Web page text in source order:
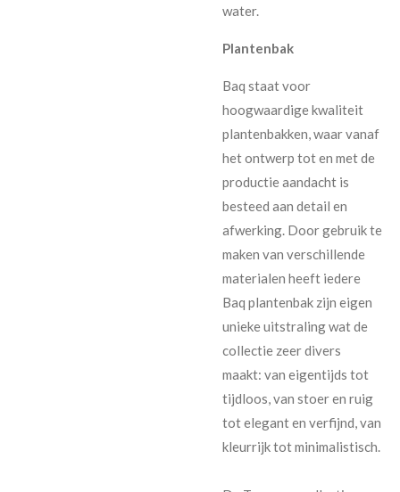
water.
Plantenbak
Baq staat voor
hoogwaardige kwaliteit
plantenbakken, waar vanaf
het ontwerp tot en met de
productie aandacht is
besteed aan detail en
afwerking. Door gebruik te
maken van verschillende
materialen heeft iedere
Baq plantenbak zijn eigen
unieke uitstraling wat de
collectie zeer divers
maakt: van eigentijds tot
tijdloos, van stoer en ruig
tot elegant en verfijnd, van
kleurrijk tot minimalistisch.